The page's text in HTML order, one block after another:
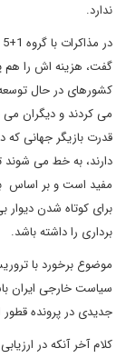
ندارد.
گفت، هزینه اش را هم
کشورهای در حال توسعه
می کردند و دیگران
قدرت بازیگر جهانی که
دارند، به خط می شوند
مفید است و بر اساس
برای کوتاه شدن دیوار
برداری را داشته باشد.
موضوع برخورد با
سیاست خارجی ایران
جدیدی در پرونده
کلام آخر آنکه در